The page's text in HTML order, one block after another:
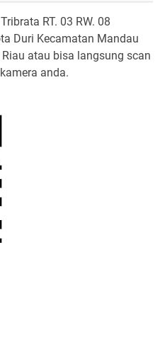
RT. 03 RW. 08
Duri Kecamatan Mandau
atau bisa langsung scan
anda.